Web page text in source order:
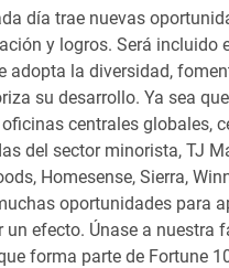
día trae nuevas
y logros. Será incluido
adopta la diversidad,
su desarrollo. Ya sea
centrales globales,
del sector minorista, TJ
Homesense, Sierra,
oportunidades para
un efecto. Únase a nuestra
forma parte de Fortune